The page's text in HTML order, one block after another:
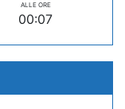
ALLE ORE
00:07